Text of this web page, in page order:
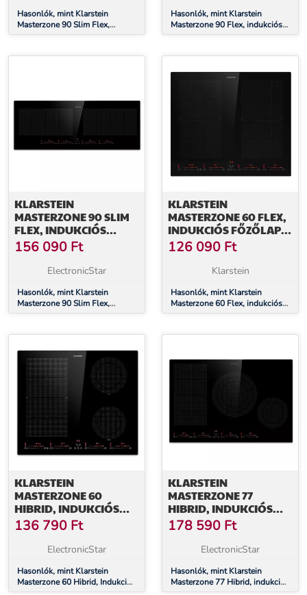
TECHNOLÓGIA, SMART
FLEX
Hasonlók, mint Klarstein
Masterzone 90 Slim Flex,
indukciós főzőlap, max. 7200
zóna, ThermoBoost
TECHNOLÓGIA, SMART
FLEX
Hasonlók, mint Klarstein
Masterzone 90 Flex, indukciós
főzőlap, max. 12 600 W,
ThermoBoost technológia,
KLARSTEIN
MASTERZONE 90 SLIM
FLEX, INDUKCIÓS
FŐZŐLAP, MAX. 7200
W, BEÉPÍTETT, 4 ZÓNA,
2 FLEX ZÓNA,
TECHNOLÓGIA, SMART
FLEX
156 090 Ft
ElectronicStar
Hasonlók, mint Klarstein
Masterzone 90 Slim Flex,
indukciós főzőlap, max. 7200
zóna, ThermoBoost
technológia, Smart Flex
KLARSTEIN
MASTERZONE 60 FLEX,
INDUKCIÓS FŐZŐLAP,
MAX. 9600 W,
BEÉPÍTETT, 4 FLEX
ZÓNA, THERMOBOOST
FLEX
126 090 Ft
Klarstein
Hasonlók, mint Klarstein
Masterzone 60 Flex, indukciós
főzőlap, max. 9600 W, beépített,
technológia, Smart Flex
KLARSTEIN
MASTERZONE 60
HIBRID, INDUKCIÓS
FŐZŐLAP, BEÉPÍTETT,
MAX. 9600 W, 4 FLEX
ZÓNA, THERMOBOOST
FLEX
136 790 Ft
ElectronicStar
Hasonlók, mint Klarstein
Masterzone 60 Hibrid, Indukciós
KLARSTEIN
MASTERZONE 77
HIBRID, INDUKCIÓS
FŐZŐLAP, MAX. 7200
W, BEÉPÍTETT, 4 FLEX
ZÓNA, THERMOBOOST
FLEX
178 590 Ft
ElectronicStar
Hasonlók, mint Klarstein
Masterzone 77 Hibrid, indukciós